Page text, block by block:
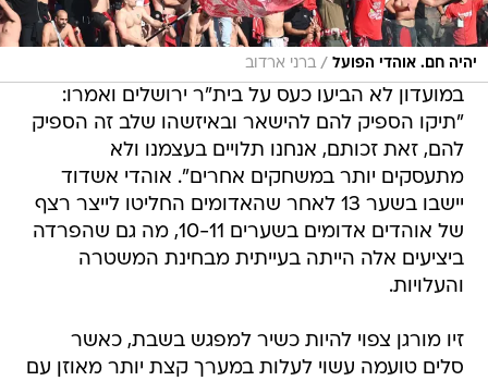
יהיה חם. אוהדי הפועל / ברני ארדוב
במועדון לא הביעו כעס על בית"ר ירושלים ואמרו:
"תיקו הספיק להם להישאר ובאיזשהו שלב זה הספיק
להם, זאת זכותם, אנחנו תלויים בעצמנו ולא
מתעסקים יותר במשחקים אחרים". אוהדי אשדוד
יישבו בשער 13 לאחר שהאדומים החליטו לייצר רצף
של אוהדים אדומים בשערים 10-11, מה גם שהפרדה
ביציעים אלה הייתה בעייתית מבחינת המשטרה
והעלויות.
זיו מורגן צפוי להיות כשיר למפגש בשבת, כאשר
סלים טועמה עשוי לעלות במערך קצת יותר מאוזן עם